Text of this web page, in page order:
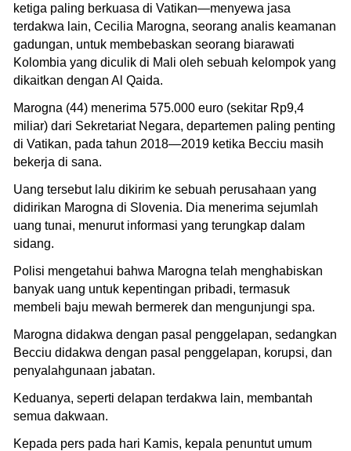
ketiga paling berkuasa di Vatikan—menyewa jasa
terdakwa lain, Cecilia Marogna, seorang analis keamanan
gadungan, untuk membebaskan seorang biarawati
Kolombia yang diculik di Mali oleh sebuah kelompok yang
dikaitkan dengan Al Qaida.
Marogna (44) menerima 575.000 euro (sekitar Rp9,4
miliar) dari Sekretariat Negara, departemen paling penting
di Vatikan, pada tahun 2018—2019 ketika Becciu masih
bekerja di sana.
Uang tersebut lalu dikirim ke sebuah perusahaan yang
didirikan Marogna di Slovenia. Dia menerima sejumlah
uang tunai, menurut informasi yang terungkap dalam
sidang.
Polisi mengetahui bahwa Marogna telah menghabiskan
banyak uang untuk kepentingan pribadi, termasuk
membeli baju mewah bermerek dan mengunjungi spa.
Marogna didakwa dengan pasal penggelapan, sedangkan
Becciu didakwa dengan pasal penggelapan, korupsi, dan
penyalahgunaan jabatan.
Keduanya, seperti delapan terdakwa lain, membantah
semua dakwaan.
Kepada pers pada hari Kamis, kepala penuntut umum